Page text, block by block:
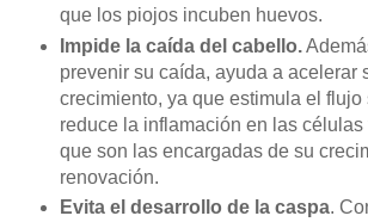
que los piojos incuben huevos.
Impide la caída del cabello.
prevenir su caída, ayuda a acelerar
crecimiento, ya que estimula el flujo
reduce la inflamación en las células
que son las encargadas de su
renovación.
Evita el desarrollo de la caspa.